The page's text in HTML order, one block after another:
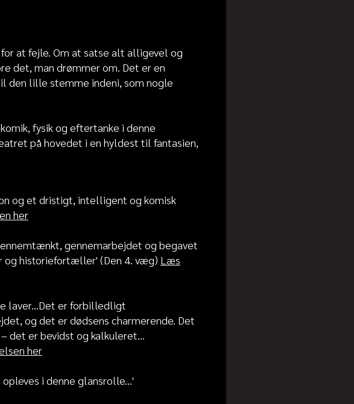
at fejle. Om at satse alt alligevel og
det, man drømmer om. Det er en
den lille stemme indeni, som nogle
fysik og eftertanke i denne
på hovedet i en hyldest til fantasien,
et dristigt, intelligent og komisk
her
gennemarbejdet og begavet
historiefortæller' (Den 4. væg) Læs
laver...Det er forbilledligt
og det er dødsens charmerende. Det
det er bevidst og kalkuleret...
her
i denne glansrolle...'